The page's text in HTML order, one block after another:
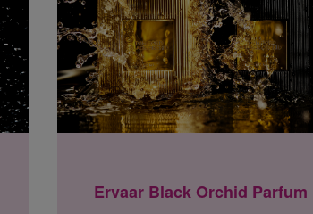
Ervaar Black Orchid Parfum